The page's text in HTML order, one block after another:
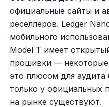
официальные сайты и
реселлеров. Ledger
мобильного
Model T имеет
прошивки — некоторые
это плюсом для аудита
только у официальных
на рынке существуют.